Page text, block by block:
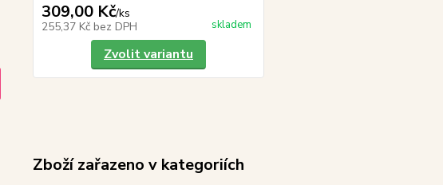
309,00 Kč/ks
255,37 Kč bez DPH skladem
Zvolit variantu
Zboží zařazeno v kategoriích